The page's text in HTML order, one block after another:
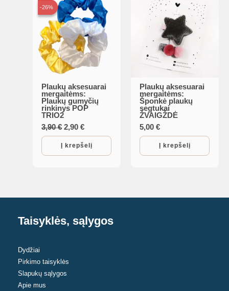
-26%
-26%
Plaukų aksesuarai
mergaitėms:
Plaukų gumyčių
rinkinys POP
TRIO2
3,90€ Original
price
was:
3,90 €.
2,90€Current
price
is:
2,90 €.
Į krepšelį
Plaukų aksesuarai
mergaitėms:
Šponkė plaukų
segtukai
ŽVAIGŽDĖ
5,00€
Į krepšelį
Taisyklės, sąlygos
Dydžiai
Pirkimo taisyklės
Slapukų sąlygos
Apie mus